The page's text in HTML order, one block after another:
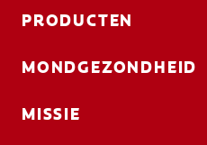
PRODUCTEN
MONDGEZONDHEID
MISSIE